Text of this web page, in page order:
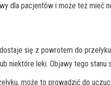
dla pacjentów i może też mieć
się z powrotem do
niektóre leki. Objawy tego
może to prowadzić do